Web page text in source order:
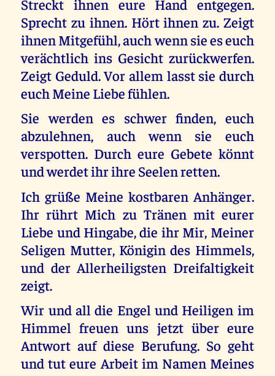
Streckt ihnen eure Hand entgegen.
Sprecht zu ihnen. Hört ihnen zu. Zeigt
ihnen Mitgefühl, auch wenn sie es euch
verächtlich ins Gesicht zurückwerfen.
Zeigt Geduld. Vor allem lasst sie durch
euch Meine Liebe fühlen.
Sie werden es schwer finden, euch
abzulehnen, auch wenn sie euch
verspotten. Durch eure Gebete könnt
und werdet ihr ihre Seelen retten.
Ich grüße Meine kostbaren Anhänger.
Ihr rührt Mich zu Tränen mit eurer
Liebe und Hingabe, die ihr Mir, Meiner
Seligen Mutter, Königin des Himmels,
und der Allerheiligsten Dreifaltigkeit
zeigt.
Wir und all die Engel und Heiligen im
Himmel freuen uns jetzt über eure
Antwort auf diese Berufung. So geht
und tut eure Arbeit im Namen Meines